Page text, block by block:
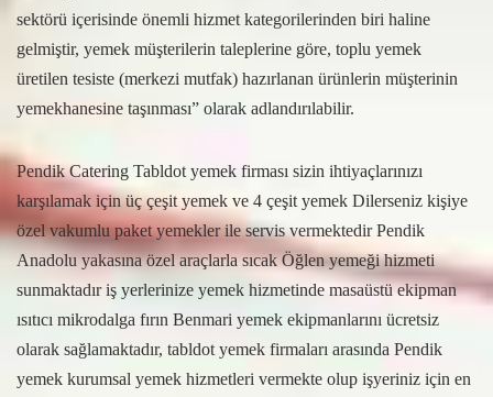
sektörü içerisinde önemli hizmet kategorilerinden biri haline
gelmiştir, yemek müşterilerin taleplerine göre, toplu yemek
üretilen tesiste (merkezi mutfak) hazırlanan ürünlerin müşterinin
yemekhanesine taşınması” olarak adlandırılabilir.
Pendik Catering Tabldot yemek firması sizin ihtiyaçlarınızı
karşılamak için üç çeşit yemek ve 4 çeşit yemek Dilerseniz kişiye
özel vakumlu paket yemekler ile servis vermektedir Pendik
Anadolu yakasına özel araçlarla sıcak Öğlen yemeği hizmeti
sunmaktadır iş yerlerinize yemek hizmetinde masaüstü ekipman
ısıtıcı mikrodalga fırın Benmari yemek ekipmanlarını ücretsiz
olarak sağlamaktadır, tabldot yemek firmaları arasında Pendik
yemek kurumsal yemek hizmetleri vermekte olup işyeriniz için en